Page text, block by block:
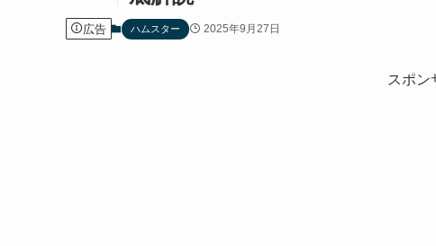
広告 ハムスター 2025年9月27日
スポン